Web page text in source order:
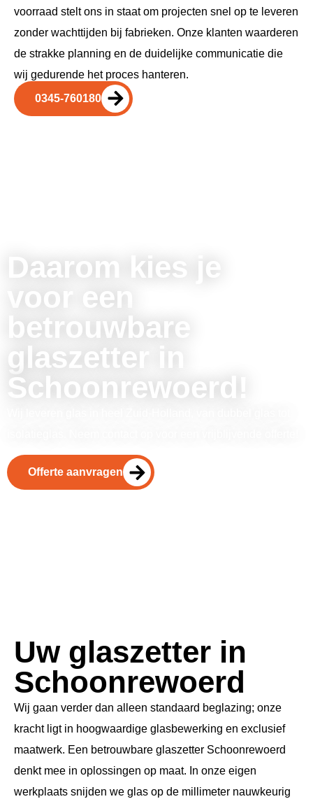
voorraad stelt ons in staat om projecten snel op te leveren
zonder wachttijden bij fabrieken. Onze klanten waarderen
de strakke planning en de duidelijke communicatie die
wij gedurende het proces hanteren.
0345-760180
Daarom kies je
voor een
betrouwbare
glaszetter in
Schoonrewoerd!
Offerte aanvragen
Uw glaszetter in
Schoonrewoerd
Wij gaan verder dan alleen standaard beglazing; onze
kracht ligt in hoogwaardige glasbewerking en exclusief
maatwerk. Een betrouwbare glaszetter Schoonrewoerd
denkt mee in oplossingen op maat. In onze eigen
werkplaats snijden we glas op de millimeter nauwkeurig